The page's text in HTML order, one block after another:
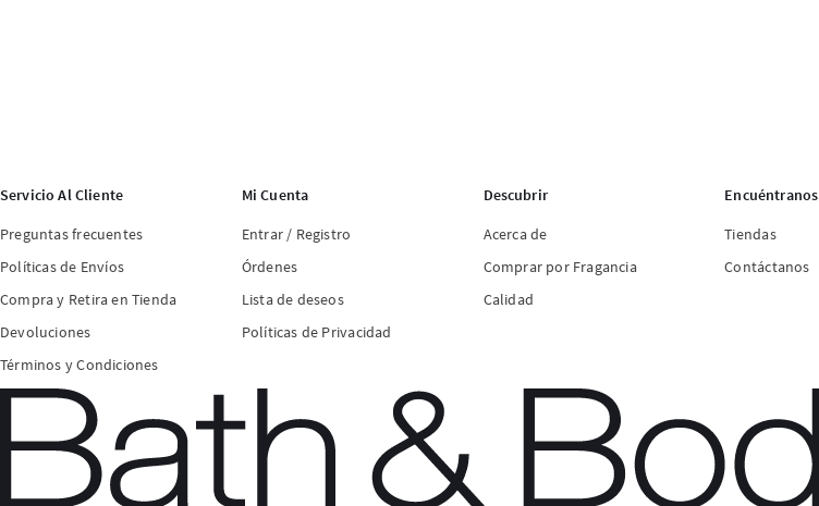
Servicio Al Cliente
Preguntas frecuentes
Políticas de Envíos
Compra y Retira en Tienda
Devoluciones
Términos y Condiciones
Mi Cuenta
Entrar / Registro
Órdenes
Lista de deseos
Políticas de Privacidad
Descubrir
Acerca de
Comprar por Fragancia
Calidad
Encuéntranos
Tiendas
Contáctanos